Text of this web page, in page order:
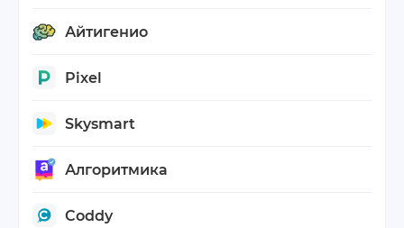
Айтигенио
Pixel
Skysmart
Алгоритмика
Coddy